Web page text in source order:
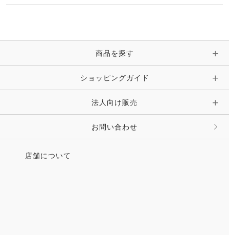
時計・財布・キーケース・革小物
キーホルダー・チャーム・ストラップ
その他 ファッション雑貨
ピン・ブローチ・コサージュ
その他 アクセサリー
商品を探す
ショッピングガイド
法人向け販売
お問い合わせ
店舗について